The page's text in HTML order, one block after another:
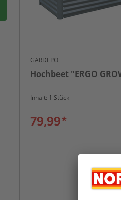
GARDEPO
Hochbeet "ERGO
Inhalt: 1 Stück
79,99*